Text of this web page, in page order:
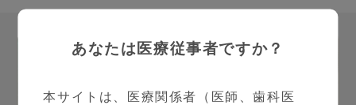
あなたは医療従事者ですか？
本サイトは、医療関係者（医師、歯科医